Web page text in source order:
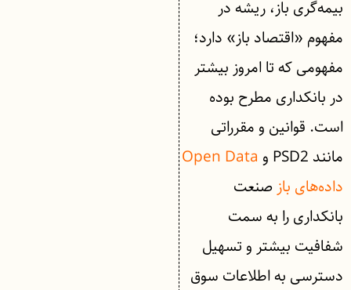
بیمه‌گری باز، ریشه در
مفهوم «اقتصاد باز» دارد؛
مفهومی که تا امروز بیشتر
در بانکداری مطرح بوده
است. قوانین و مقرراتی
مانند PSD2 و
Open Data
داده‌های بازصنعت
بانکداری را به سمت
شفافیت بیشتر و تسهیل
دسترسی به اطلاعات سوق